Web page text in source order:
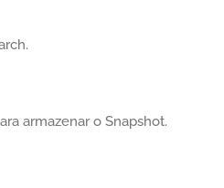
armazenar o Snapshot.